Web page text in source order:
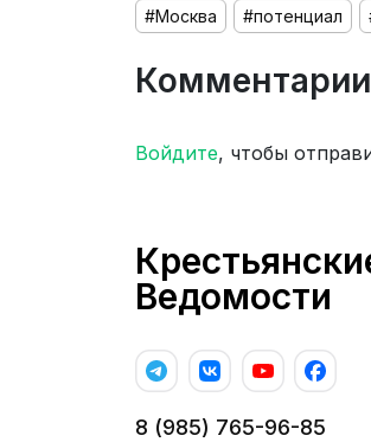
#Москва #потенциал
Комментарии
Войдите, чтобы
Ведомости
8 (985) 765-96-85